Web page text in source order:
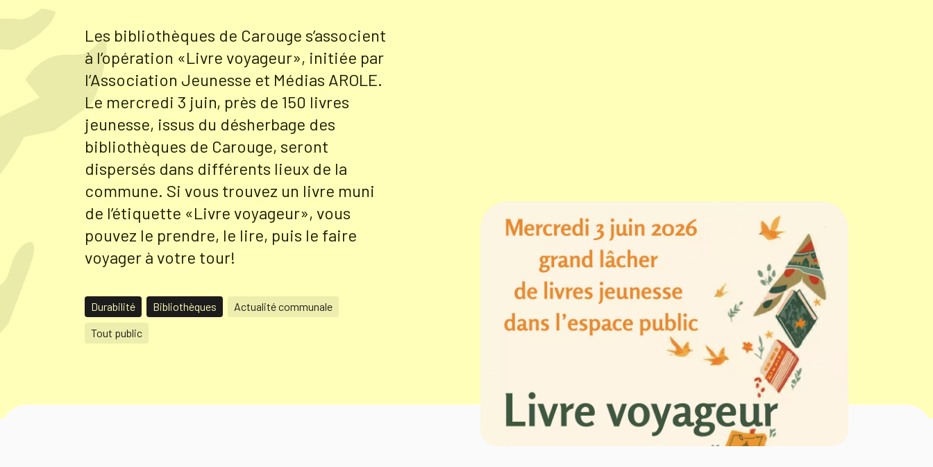
Les bibliothèques de Carouge s’associent
à l’opération «Livre voyageur», initiée par
l’Association Jeunesse et Médias AROLE.
Le mercredi 3 juin, près de 150 livres
jeunesse, issus du désherbage des
bibliothèques de Carouge, seront
dispersés dans différents lieux de la
commune. Si vous trouvez un livre muni
de l’étiquette «Livre voyageur», vous
pouvez le prendre, le lire, puis le faire
voyager à votre tour!
Durabilité Bibliothèques
Actualité communale
Tout public